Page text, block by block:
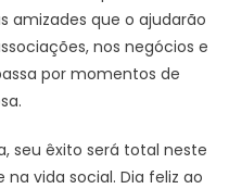
amizades que o ajudarão
nos negócios e
por momentos de
seu êxito será total neste
vida social. Dia feliz ao